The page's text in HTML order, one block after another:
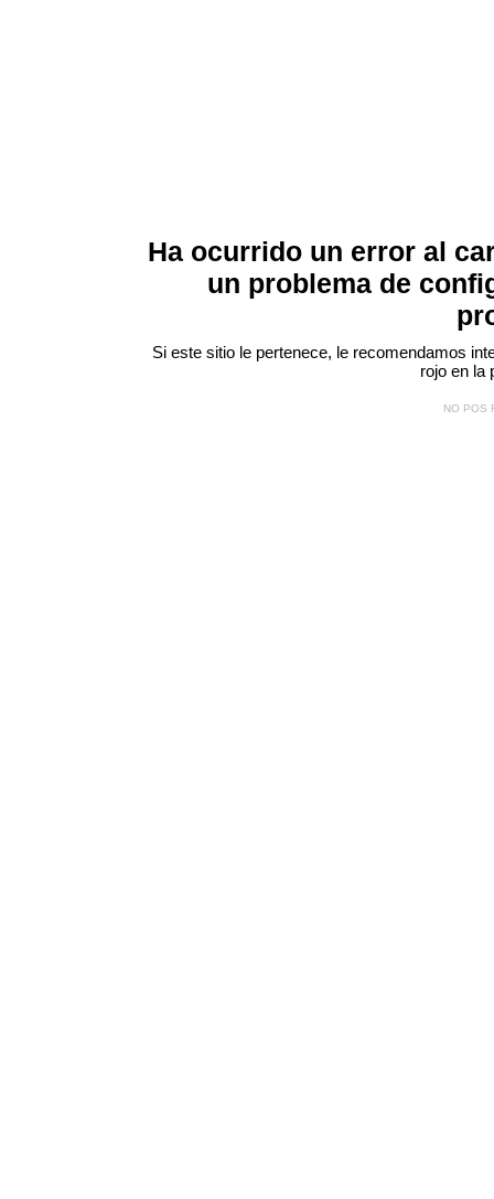
Ha ocurrido un error al
un problema de
Si este sitio le pertenece, le recomendamos
rojo en la
NO POS